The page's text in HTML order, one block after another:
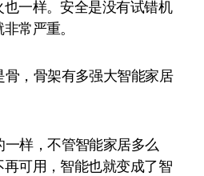
一样。安全是没有试错机
常严重。
，骨架有多强大智能家居
样，不管智能家居多么
可用，智能也就变成了智